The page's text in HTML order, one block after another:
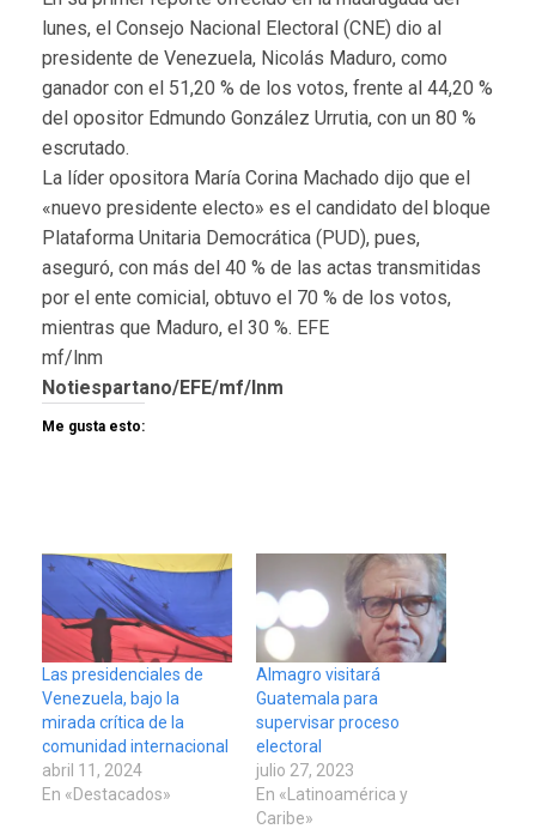
lunes, el Consejo Nacional Electoral (CNE) dio al
presidente de Venezuela, Nicolás Maduro, como
ganador con el 51,20 % de los votos, frente al 44,20 %
del opositor Edmundo González Urrutia, con un 80 %
escrutado.
La líder opositora María Corina Machado dijo que el
«nuevo presidente electo» es el candidato del bloque
Plataforma Unitaria Democrática (PUD), pues,
aseguró, con más del 40 % de las actas transmitidas
por el ente comicial, obtuvo el 70 % de los votos,
mientras que Maduro, el 30 %. EFE
mf/lnm
Notiespartano/EFE/mf/lnm
Me gusta esto:
Las presidenciales de
Venezuela, bajo la
mirada crítica de la
comunidad internacional
abril 11, 2024
En «Destacados»
Almagro visitará
Guatemala para
supervisar proceso
electoral
julio 27, 2023
En «Latinoamérica y
Caribe»